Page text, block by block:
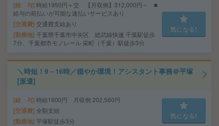
給 与 時給1950円＋交 【月収例】312,000円～ ■
給与の前払いが可能な速払いサービスあり
交通費 交通費支給あり
勤務地 千葉県千葉市中央区 総武線快速 千葉駅徒歩
7分、千葉都市モノレール 栄町（千葉）駅徒歩3分
気になる!
＼時短！9－16時／穏やか環境！アシスタント事務＠平塚
[派遣]
給 与 時給1600円 月収例 202,560円
交通費 全額支給
勤務地 平塚駅徒歩3分
気になる!